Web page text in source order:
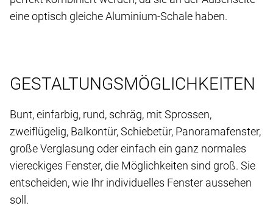
eine optisch gleiche Aluminium-Schale haben.
GESTALTUNGSMÖGLICHKEITEN
Bunt, einfarbig, rund, schräg, mit Sprossen,
zweiflügelig, Balkontür, Schiebetür, Panoramafenster,
große Verglasung oder einfach ein ganz normales
viereckiges Fenster, die Möglichkeiten sind groß. Sie
entscheiden, wie Ihr individuelles Fenster aussehen
soll.